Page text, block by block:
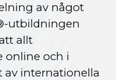
av något
utbildningen
allt
online och i
av internationella